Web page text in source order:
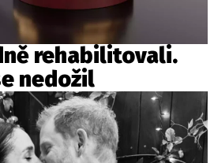
rehabilitovali.
nedožil